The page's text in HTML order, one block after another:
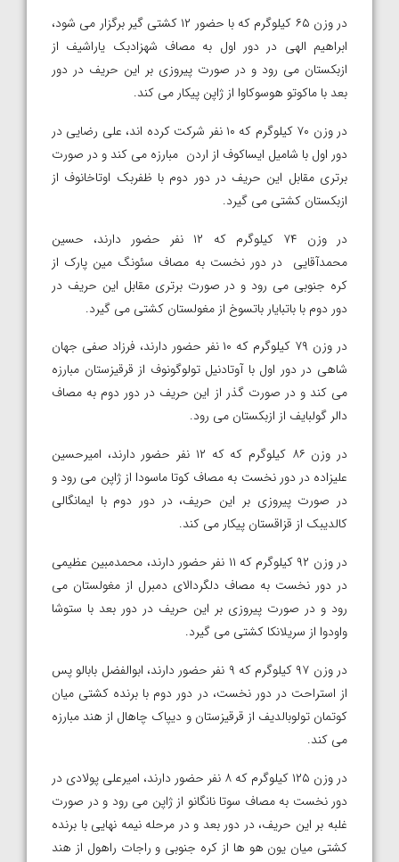
در وزن ۶۵ کیلوگرم که با حضور ۱۲ کشتی گیر برگزار می شود،
ابراهیم الهی در دور اول به مصاف شهزادبک یاراشیف از
ازبکستان می رود و در صورت پیروزی بر این حریف در دور
بعد با ماکوتو هوسوکاوا از ژاپن پیکار می کند.
در وزن ۷۰ کیلوگرم که ۱۰ نفر شرکت کرده اند، علی رضایی در
دور اول با شامیل ایساکوف از اردن مبارزه می کند و در صورت
برتری مقابل این حریف در دور دوم با ظفربک اوتاخانوف از
ازبکستان کشتی می گیرد.
در وزن ۷۴ کیلوگرم که ۱۲ نفر حضور دارند، حسین
محمدآقایی در دور نخست به مصاف سئونگ مین پارک از
کره جنوبی می رود و در صورت برتری مقابل این حریف در
دور دوم با باتبایار باتسوخ از مغولستان کشتی می گیرد.
در وزن ۷۹ کیلوگرم که ۱۰ نفر حضور دارند، فرزاد صفی جهان
شاهی در دور اول با آوتادنیل تولوگونوف از قرقیزستان مبارزه
می کند و در صورت گذر از این حریف در دور دوم به مصاف
دالر گولبایف از ازبکستان می رود.
در وزن ۸۶ کیلوگرم که که ۱۲ نفر حضور دارند، امیرحسین
علیزاده در دور نخست به مصاف کوتا ماسودا از ژاپن می رود و
در صورت پیروزی بر این حریف، در دور دوم با ایمانگالی
کالدیبک از قزاقستان پیکار می کند.
در وزن ۹۲ کیلوگرم که ۱۱ نفر حضور دارند، محمدمبین عظیمی
در دور نخست به مصاف دلگردالای دمبرل از مغولستان می
رود و در صورت پیروزی بر این حریف در دور بعد با ستوشا
واودوا از سریلانکا کشتی می گیرد.
در وزن ۹۷ کیلوگرم که ۹ نفر حضور دارند، ابوالفضل بابالو پس
از استراحت در دور نخست، در دور دوم با برنده کشتی میان
کوتمان تولوبالدیف از قرقیزستان و دیپاک چاهال از هند مبارزه
می کند.
در وزن ۱۲۵ کیلوگرم که ۸ نفر حضور دارند، امیرعلی پولادی در
دور نخست به مصاف سوتا نانگانو از ژاپن می رود و در صورت
غلبه بر این حریف، در دور بعد و در مرحله نیمه نهایی با برنده
کشتی میان یون هو ها از کره جنوبی و راجات راهول از هند